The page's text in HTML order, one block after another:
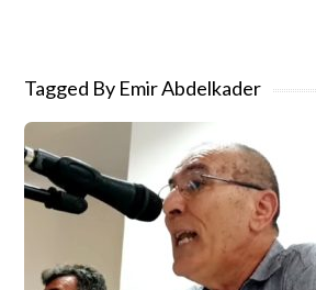
Tagged By Emir Abdelkader